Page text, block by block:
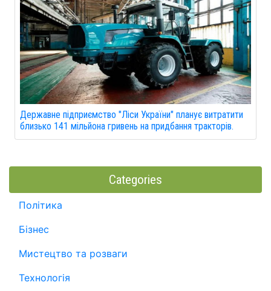
Державне підприємство "Ліси України" планує витратити
близько 141 мільйона гривень на придбання тракторів.
Categories
Політика
Бізнес
Мистецтво та розваги
Технологія